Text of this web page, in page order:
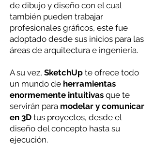
de dibujo y diseño con el cual
también pueden trabajar
profesionales gráficos, este fue
adoptado desde sus inicios para las
áreas de arquitectura e ingeniería.
A su vez, SketchUp te ofrece todo
un mundo de herramientas
enormemente intuitivas que te
servirán para modelar y comunicar
en 3D tus proyectos, desde el
diseño del concepto hasta su
ejecución.